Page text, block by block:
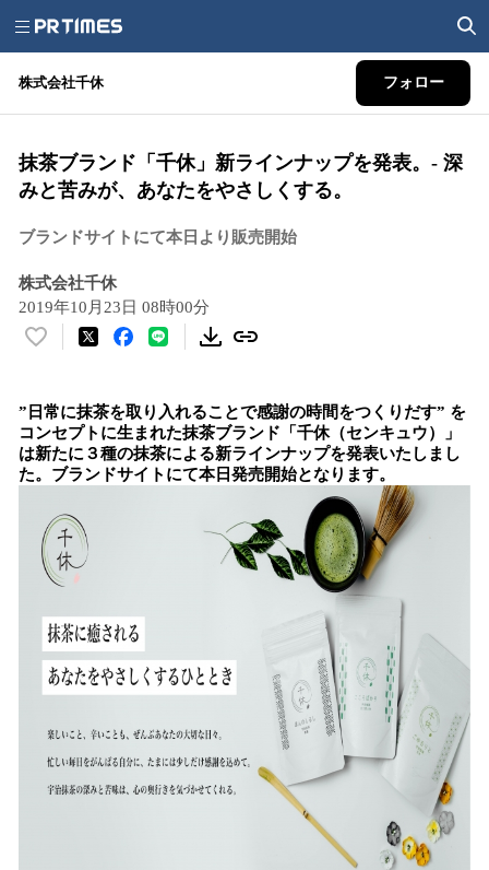
株式会社千休 フォロー
抹茶ブランド「千休」新ラインナップを発表。- 深
みと苦みが、あなたをやさしくする。
ブランドサイトにて本日より販売開始
株式会社千休
2019年10月23日 08時00分
い
！
数
を
読
込
み
中
す
”日常に抹茶を取り入れることで感謝の時間をつくりだす” を
コンセプトに生まれた抹茶ブランド「千休（センキュウ）」
は新たに３種の抹茶による新ラインナップを発表いたしまし
た。ブランドサイトにて本日発売開始となります。